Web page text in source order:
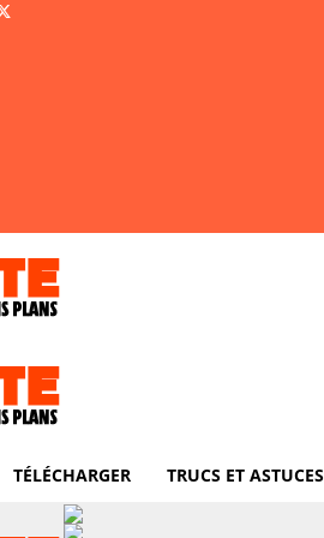
TÉLÉCHARGER TRUCS ET ASTUCES